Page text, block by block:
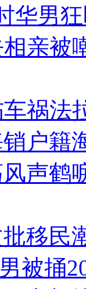
华男
相亲
祸法
户籍
声鹤
移民
被捅